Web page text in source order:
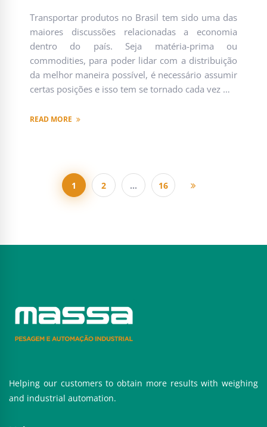
Transportar produtos no Brasil tem sido uma das
maiores discussões relacionadas a economia
dentro do país. Seja matéria-prima ou
commodities, para poder lidar com a distribuição
da melhor maneira possível, é necessário assumir
certas posições e isso tem se tornado cada vez …
READ MORE
1 2 … 16
Helping our customers to obtain more results with weighing
and industrial automation.